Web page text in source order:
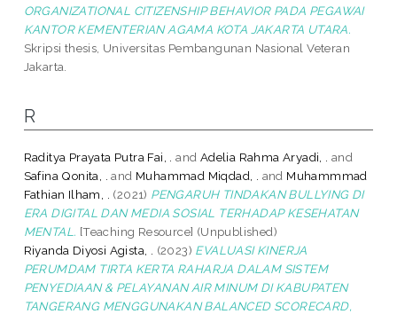
ORGANIZATIONAL CITIZENSHIP BEHAVIOR PADA PEGAWAI
KANTOR KEMENTERIAN AGAMA KOTA JAKARTA UTARA.
Skripsi thesis, Universitas Pembangunan Nasional Veteran
Jakarta.
R
Raditya Prayata Putra Fai, . and Adelia Rahma Aryadi, .
and
Safina Qonita, .
and Muhammad Miqdad, . and Muhammmad
Fathian Ilham, .
(2021) PENGARUH TINDAKAN BULLYING DI
ERA DIGITAL DAN MEDIA SOSIAL TERHADAP KESEHATAN
MENTAL. [Teaching Resource] (Unpublished)
Riyanda Diyosi Agista, .
(2023) EVALUASI KINERJA
PERUMDAM TIRTA KERTA RAHARJA DALAM SISTEM
PENYEDIAAN & PELAYANAN AIR MINUM DI KABUPATEN
TANGERANG MENGGUNAKAN BALANCED SCORECARD,